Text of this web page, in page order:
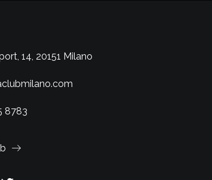
14, 20151 Milano
8783